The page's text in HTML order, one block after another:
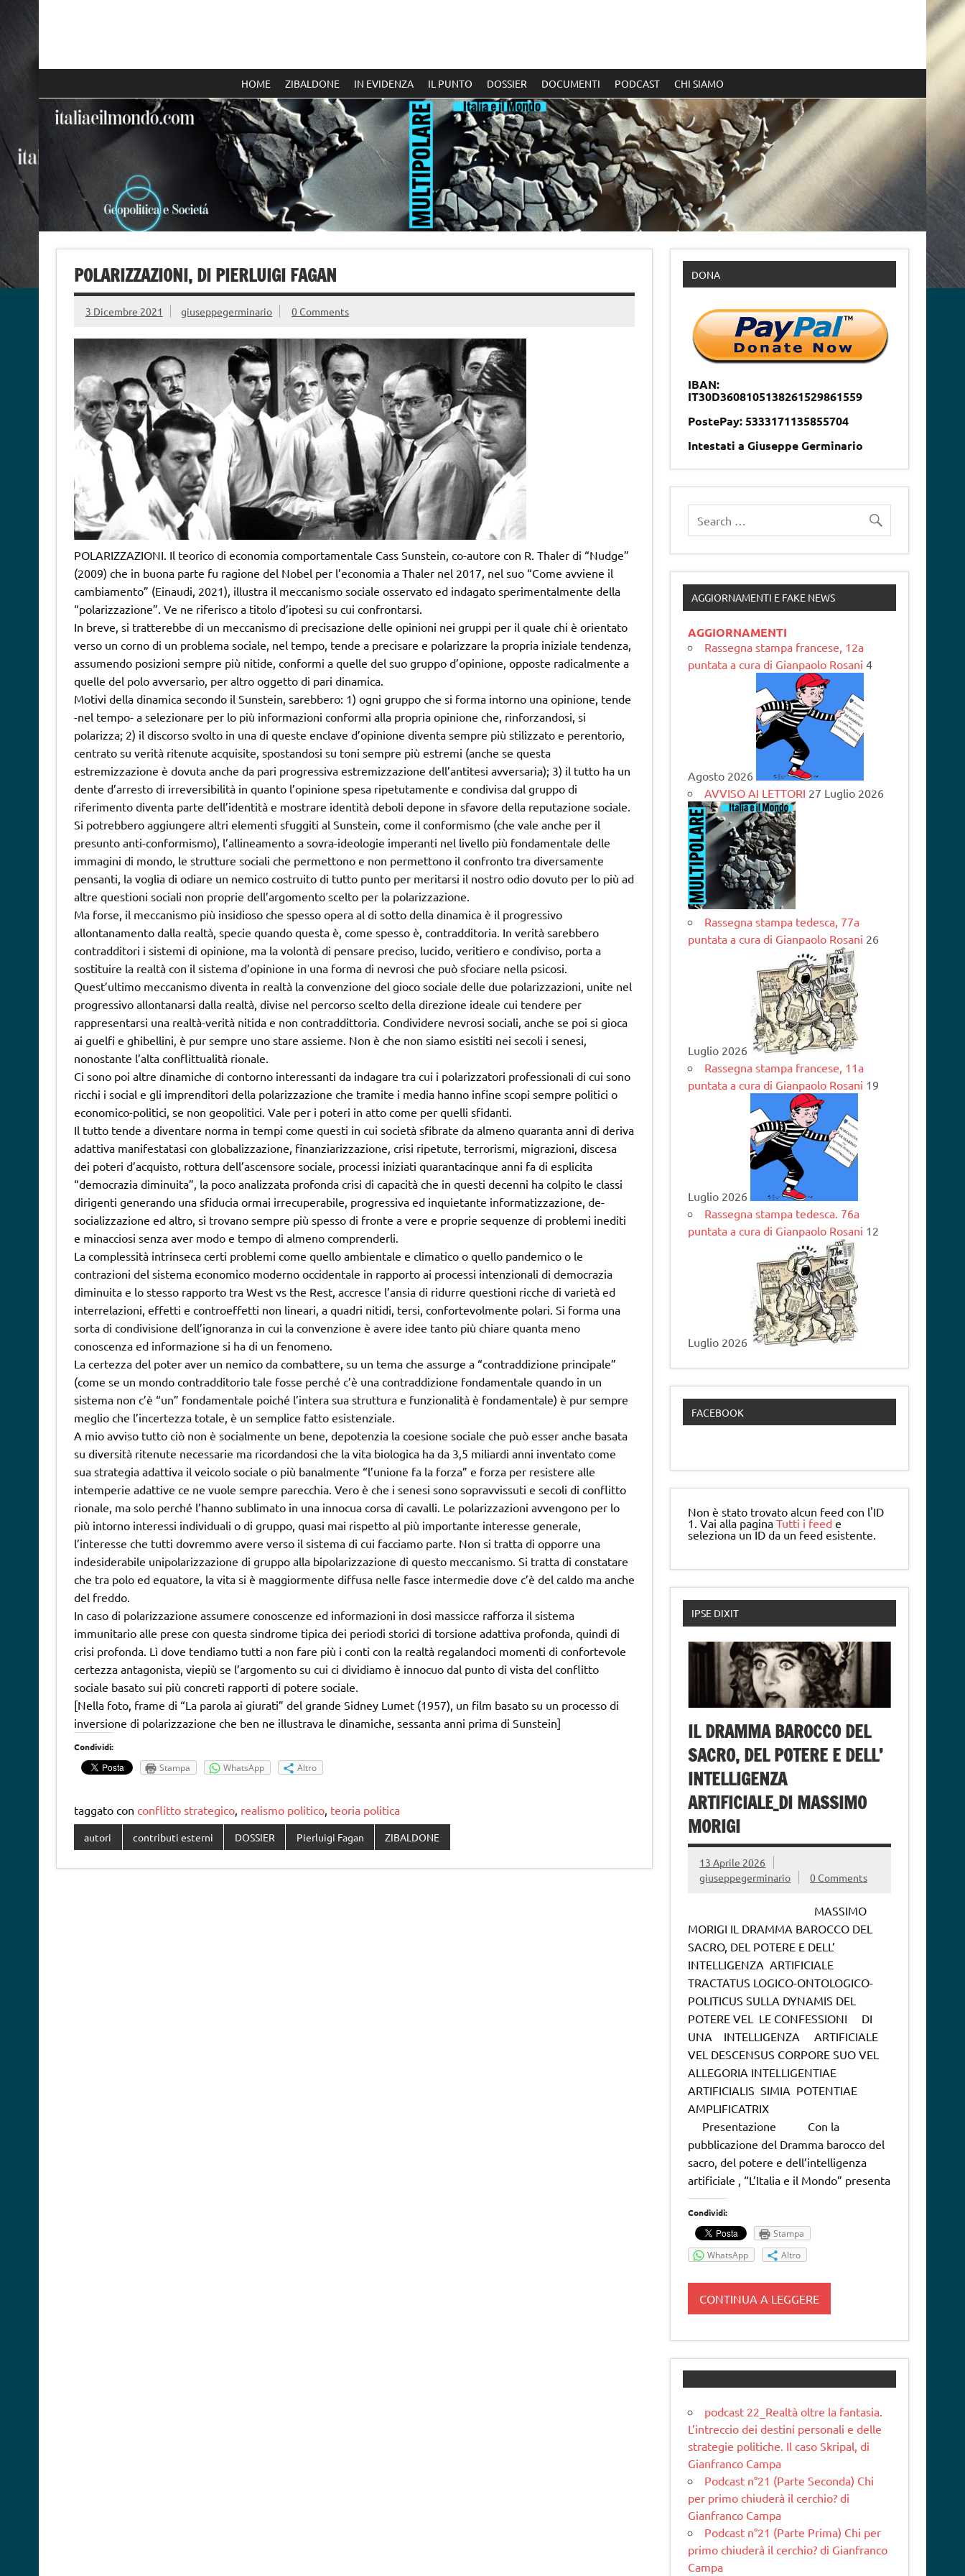
HOME ZIBALDONE IN EVIDENZA IL PUNTO DOSSIER DOCUMENTI PODCAST CHI SIAMO
POLARIZZAZIONI, DI PIERLUIGI FAGAN
3 Dicembre 2021 giuseppegerminario 0 Comments
POLARIZZAZIONI. Il teorico di economia comportamentale Cass Sunstein, co-autore con R. Thaler di “Nudge”
(2009) che in buona parte fu ragione del Nobel per l’economia a Thaler nel 2017, nel suo “Come avviene il
cambiamento” (Einaudi, 2021), illustra il meccanismo sociale osservato ed indagato sperimentalmente della
“polarizzazione”. Ve ne riferisco a titolo d’ipotesi su cui confrontarsi.
In breve, si tratterebbe di un meccanismo di precisazione delle opinioni nei gruppi per il quale chi è orientato
verso un corno di un problema sociale, nel tempo, tende a precisare e polarizzare la propria iniziale tendenza,
assumendo posizioni sempre più nitide, conformi a quelle del suo gruppo d’opinione, opposte radicalmente a
quelle del polo avversario, per altro oggetto di pari dinamica.
Motivi della dinamica secondo il Sunstein, sarebbero: 1) ogni gruppo che si forma intorno una opinione, tende
-nel tempo- a selezionare per lo più informazioni conformi alla propria opinione che, rinforzandosi, si
polarizza; 2) il discorso svolto in una di queste enclave d’opinione diventa sempre più stilizzato e perentorio,
centrato su verità ritenute acquisite, spostandosi su toni sempre più estremi (anche se questa
estremizzazione è dovuta anche da pari progressiva estremizzazione dell’antitesi avversaria); 3) il tutto ha un
dente d’arresto di irreversibilità in quanto l’opinione spesa ripetutamente e condivisa dal gruppo di
riferimento diventa parte dell’identità e mostrare identità deboli depone in sfavore della reputazione sociale.
Si potrebbero aggiungere altri elementi sfuggiti al Sunstein, come il conformismo (che vale anche per il
presunto anti-conformismo), l’allineamento a sovra-ideologie imperanti nel livello più fondamentale delle
immagini di mondo, le strutture sociali che permettono e non permettono il confronto tra diversamente
pensanti, la voglia di odiare un nemico costruito di tutto punto per meritarsi il nostro odio dovuto per lo più ad
altre questioni sociali non proprie dell’argomento scelto per la polarizzazione.
Ma forse, il meccanismo più insidioso che spesso opera al di sotto della dinamica è il progressivo
allontanamento dalla realtà, specie quando questa è, come spesso è, contradditoria. In verità sarebbero
contradditori i sistemi di opinione, ma la volontà di pensare preciso, lucido, veritiero e condiviso, porta a
sostituire la realtà con il sistema d’opinione in una forma di nevrosi che può sfociare nella psicosi.
Quest’ultimo meccanismo diventa in realtà la convenzione del gioco sociale delle due polarizzazioni, unite nel
progressivo allontanarsi dalla realtà, divise nel percorso scelto della direzione ideale cui tendere per
rappresentarsi una realtà-verità nitida e non contraddittoria. Condividere nevrosi sociali, anche se poi si gioca
ai guelfi e ghibellini, è pur sempre uno stare assieme. Non è che non siamo esistiti nei secoli i senesi,
nonostante l’alta conflittualità rionale.
Ci sono poi altre dinamiche di contorno interessanti da indagare tra cui i polarizzatori professionali di cui sono
ricchi i social e gli imprenditori della polarizzazione che tramite i media hanno infine scopi sempre politici o
economico-politici, se non geopolitici. Vale per i poteri in atto come per quelli sfidanti.
Il tutto tende a diventare norma in tempi come questi in cui società sfibrate da almeno quaranta anni di deriva
adattiva manifestatasi con globalizzazione, finanziarizzazione, crisi ripetute, terrorismi, migrazioni, discesa
dei poteri d’acquisto, rottura dell’ascensore sociale, processi iniziati quarantacinque anni fa di esplicita
“democrazia diminuita”, la poco analizzata profonda crisi di capacità che in questi decenni ha colpito le classi
dirigenti generando una sfiducia ormai irrecuperabile, progressiva ed inquietante informatizzazione, de-
socializzazione ed altro, si trovano sempre più spesso di fronte a vere e proprie sequenze di problemi inediti
e minacciosi senza aver modo e tempo di almeno comprenderli.
La complessità intrinseca certi problemi come quello ambientale e climatico o quello pandemico o le
contrazioni del sistema economico moderno occidentale in rapporto ai processi intenzionali di democrazia
diminuita e lo stesso rapporto tra West vs the Rest, accresce l’ansia di ridurre questioni ricche di varietà ed
interrelazioni, effetti e controeffetti non lineari, a quadri nitidi, tersi, confortevolmente polari. Si forma una
sorta di condivisione dell’ignoranza in cui la convenzione è avere idee tanto più chiare quanta meno
conoscenza ed informazione si ha di un fenomeno.
La certezza del poter aver un nemico da combattere, su un tema che assurge a “contraddizione principale”
(come se un mondo contradditorio tale fosse perché c’è una contraddizione fondamentale quando in un
sistema non c’è “un” fondamentale poiché l’intera sua struttura e funzionalità è fondamentale) è pur sempre
meglio che l’incertezza totale, è un semplice fatto esistenziale.
A mio avviso tutto ciò non è socialmente un bene, depotenzia la coesione sociale che può esser anche basata
su diversità ritenute necessarie ma ricordandosi che la vita biologica ha da 3,5 miliardi anni inventato come
sua strategia adattiva il veicolo sociale o più banalmente “l’unione fa la forza” e forza per resistere alle
intemperie adattive ce ne vuole sempre parecchia. Vero è che i senesi sono sopravvissuti e secoli di conflitto
rionale, ma solo perché l’hanno sublimato in una innocua corsa di cavalli. Le polarizzazioni avvengono per lo
più intorno interessi individuali o di gruppo, quasi mai rispetto al più importante interesse generale,
l’interesse che tutti dovremmo avere verso il sistema di cui facciamo parte. Non si tratta di opporre una
indesiderabile unipolarizzazione di gruppo alla bipolarizzazione di questo meccanismo. Si tratta di constatare
che tra polo ed equatore, la vita si è maggiormente diffusa nelle fasce intermedie dove c’è del caldo ma anche
del freddo.
In caso di polarizzazione assumere conoscenze ed informazioni in dosi massicce rafforza il sistema
immunitario alle prese con questa sindrome tipica dei periodi storici di torsione adattiva profonda, quindi di
crisi profonda. Lì dove tendiamo tutti a non fare più i conti con la realtà regalandoci momenti di confortevole
certezza antagonista, viepiù se l’argomento su cui ci dividiamo è innocuo dal punto di vista del conflitto
sociale basato sui più concreti rapporti di potere sociale.
[Nella foto, frame di “La parola ai giurati” del grande Sidney Lumet (1957), un film basato su un processo di
inversione di polarizzazione che ben ne illustrava le dinamiche, sessanta anni prima di Sunstein]
Condividi:
Stampa WhatsApp Altro
taggato con conflitto strategico, realismo politico, teoria politica
autori contributi esterni DOSSIER Pierluigi Fagan ZIBALDONE
DONA
IBAN:
IT30D3608105138261529861559
PostePay: 5333171135855704
Intestati a Giuseppe Germinario
AGGIORNAMENTI E FAKE NEWS
AGGIORNAMENTI
Rassegna stampa francese, 12a
puntata a cura di Gianpaolo Rosani 4
Agosto 2026
AVVISO AI LETTORI 27 Luglio 2026
Rassegna stampa tedesca, 77a
puntata a cura di Gianpaolo Rosani 26
Luglio 2026
Rassegna stampa francese, 11a
puntata a cura di Gianpaolo Rosani 19
Luglio 2026
Rassegna stampa tedesca. 76a
puntata a cura di Gianpaolo Rosani 12
Luglio 2026
FACEBOOK
Non è stato trovato alcun feed con l'ID
1. Vai alla paginaTutti i feed e
seleziona un ID da un feed esistente.
IPSE DIXIT
IL DRAMMA BAROCCO DEL
SACRO, DEL POTERE E DELL’
INTELLIGENZA
ARTIFICIALE_DI MASSIMO
MORIGI
13 Aprile 2026
giuseppegerminario
0 Comments
MASSIMO
MORIGI IL DRAMMA BAROCCO DEL
SACRO, DEL POTERE E DELL’
INTELLIGENZA ARTIFICIALE
TRACTATUS LOGICO-ONTOLOGICO-
POLITICUS SULLA DYNAMIS DEL
POTERE VEL LE CONFESSIONI DI
UNA INTELLIGENZA ARTIFICIALE
VEL DESCENSUS CORPORE SUO VEL
ALLEGORIA INTELLIGENTIAE
ARTIFICIALIS SIMIA POTENTIAE
AMPLIFICATRIX
Presentazione Con la
pubblicazione del Dramma barocco del
sacro, del potere e dell’intelligenza
artificiale , “L’Italia e il Mondo” presenta
Condividi:
Stampa
WhatsApp
Altro
CONTINUA A LEGGERE
podcast 22_Realtà oltre la fantasia.
L’intreccio dei destini personali e delle
strategie politiche. Il caso Skripal, di
Gianfranco Campa
Podcast n°21 (Parte Seconda) Chi
per primo chiuderà il cerchio? di
Gianfranco Campa
Podcast n°21 (Parte Prima) Chi per
primo chiuderà il cerchio? di Gianfranco
Campa